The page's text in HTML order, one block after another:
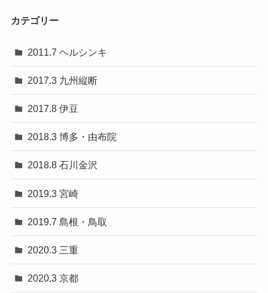
カテゴリー
2011.7 ヘルシンキ
2017.3 九州縦断
2017.8 伊豆
2018.3 博多・由布院
2018.8 石川金沢
2019.3 宮崎
2019.7 島根・鳥取
2020.3 三重
2020.3 京都